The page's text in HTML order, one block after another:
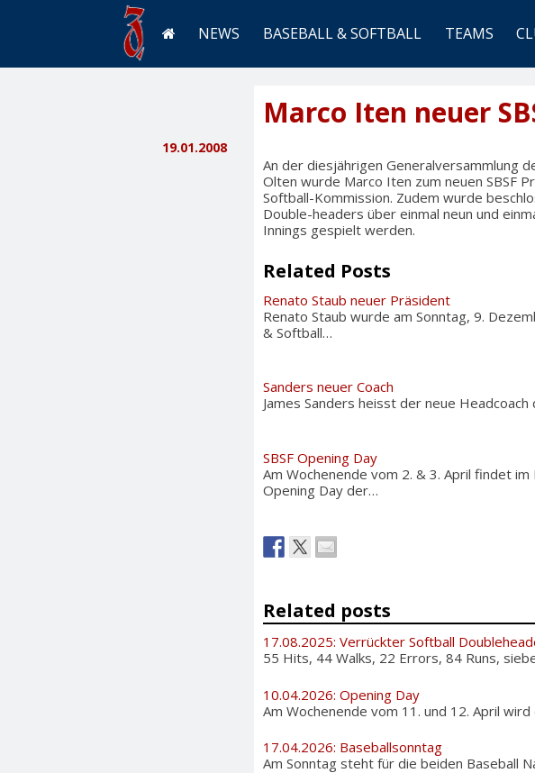
NEWS BASEBALL & SOFTBALL TEAMS
Marco Iten neuer
19.01.2008
An der diesjährigen Generalversammlung
Olten wurde Marco Iten zum neuen SBSF
Softball-Kommission. Zudem wurde
Double-headers über einmal neun und
Innings gespielt werden.
Related Posts
Renato Staub neuer Präsident
Renato Staub wurde am Sonntag, 9.
& Softball…
Sanders neuer Coach
James Sanders heisst der neue
SBSF Opening Day
Am Wochenende vom 2. & 3. April findet
Opening Day der…
Related posts
17.08.2025: Verrückter Softball
55 Hits, 44 Walks, 22 Errors, 84 Runs,
10.04.2026: Opening Day
Am Wochenende vom 11. und 12. April
17.04.2026: Baseballsonntag
Am Sonntag steht für die beiden Baseball